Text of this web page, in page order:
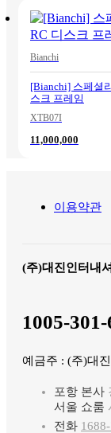
Bianchi
[Bianchi] 스페셜
스크 프레임
XTB07I
11,000,000
이용약관
(주)대진인터내
1005-
예금주 : (주)대
포항 본사
서울 쇼룸
전화